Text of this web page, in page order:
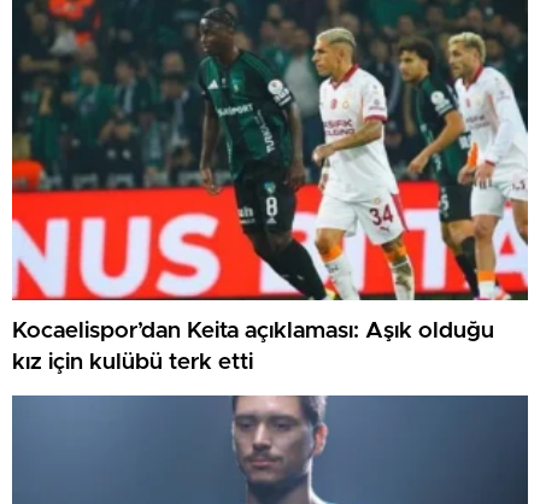
Kocaelispor’dan Keita açıklaması: Aşık olduğu
kız için kulübü terk etti